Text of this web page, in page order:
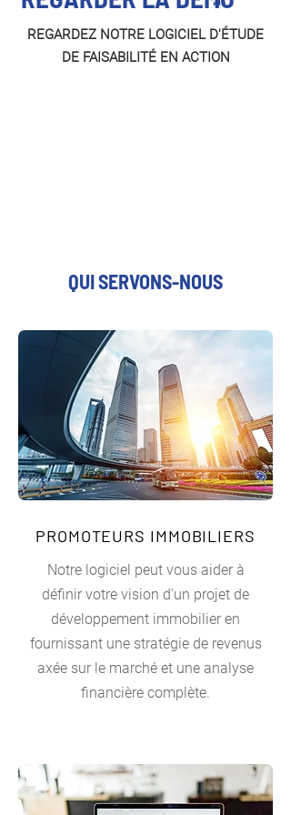
REGARDEZ NOTRE LOGICIEL D'ÉTUDE
DE FAISABILITÉ EN ACTION
QUI SERVONS-NOUS
PROMOTEURS IMMOBILIERS
Notre logiciel peut vous aider à
définir votre vision d'un projet de
développement immobilier en
fournissant une stratégie de revenus
axée sur le marché et une analyse
financière complète.